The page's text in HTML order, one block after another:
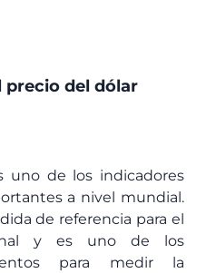
precio del dólar
uno de los indicadores
a nivel mundial.
de referencia para el
y es uno de los
para medir la